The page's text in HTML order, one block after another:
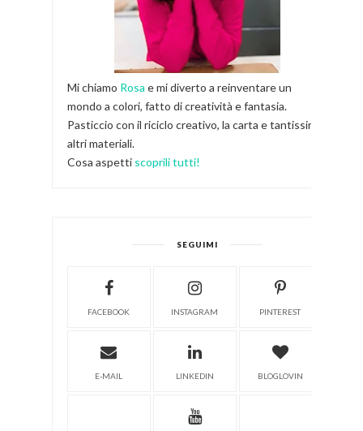
Mi chiamo Rosa e mi diverto a reinventare un
mondo a colori, fatto di creatività e fantasia.
Pasticcio con il riciclo creativo, la carta e tantissimi
altri materiali.
Cosa aspetti scoprili tutti!
SEGUIMI
FACEBOOK INSTAGRAM PINTEREST
E-MAIL LINKEDIN BLOGLOVIN